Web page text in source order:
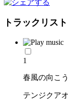
トラックリスト
1
春風の向こう
テンジクア